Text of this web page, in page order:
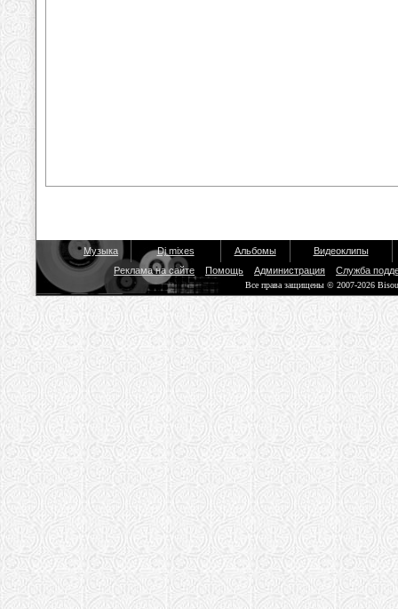
Музыка Dj mixes Альбомы
Видеоклипы
Реклама на сайте
Помощь Администрация Служба
Все права защищены © 2007-2026